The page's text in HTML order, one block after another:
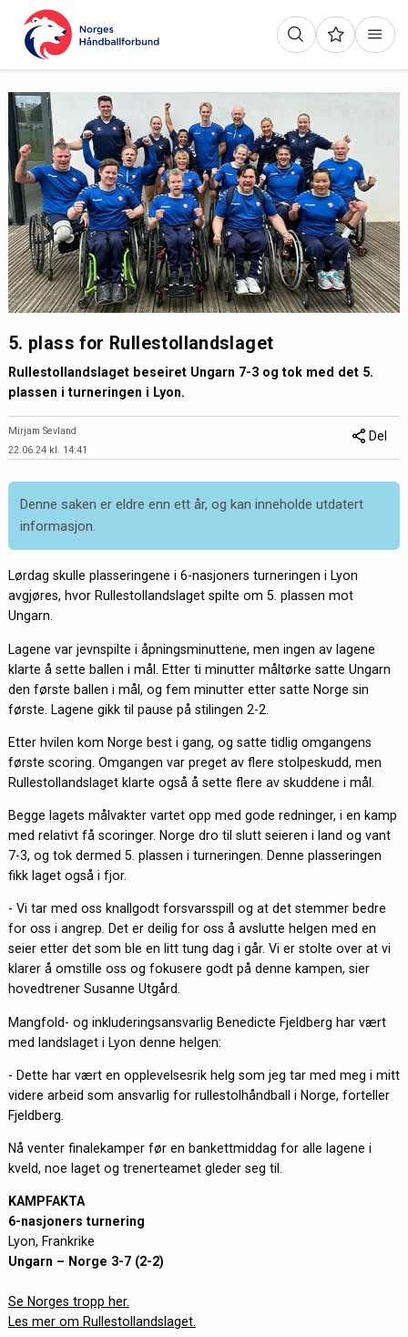
5. plass for Rullestollandslaget
Rullestollandslaget beseiret Ungarn 7-3 og tok med det 5.
plassen i turneringen i Lyon.
Mirjam Sevland
22.06.24 kl. 14:41
Del
Denne saken er eldre enn ett år, og kan inneholde utdatert
informasjon.
Lørdag skulle plasseringene i 6-nasjoners turneringen i Lyon
avgjøres, hvor Rullestollandslaget spilte om 5. plassen mot
Ungarn.
Lagene var jevnspilte i åpningsminuttene, men ingen av lagene
klarte å sette ballen i mål. Etter ti minutter måltørke satte Ungarn
den første ballen i mål, og fem minutter etter satte Norge sin
første. Lagene gikk til pause på stilingen 2-2.
Etter hvilen kom Norge best i gang, og satte tidlig omgangens
første scoring. Omgangen var preget av flere stolpeskudd, men
Rullestollandslaget klarte også å sette flere av skuddene i mål.
Begge lagets målvakter vartet opp med gode redninger, i en kamp
med relativt få scoringer. Norge dro til slutt seieren i land og vant
7-3, og tok dermed 5. plassen i turneringen. Denne plasseringen
fikk laget også i fjor.
- Vi tar med oss knallgodt forsvarsspill og at det stemmer bedre
for oss i angrep. Det er deilig for oss å avslutte helgen med en
seier etter det som ble en litt tung dag i går. Vi er stolte over at vi
klarer å omstille oss og fokusere godt på denne kampen, sier
hovedtrener Susanne Utgård.
Mangfold- og inkluderingsansvarlig Benedicte Fjeldberg har vært
med landslaget i Lyon denne helgen:
- Dette har vært en opplevelsesrik helg som jeg tar med meg i mitt
videre arbeid som ansvarlig for rullestolhåndball i Norge, forteller
Fjeldberg.
Nå venter finalekamper før en bankettmiddag for alle lagene i
kveld, noe laget og trenerteamet gleder seg til.
KAMPFAKTA
6-nasjoners turnering
Lyon, Frankrike
Ungarn – Norge 3-7 (2-2)
Se Norges tropp her.
Les mer om Rullestollandslaget.